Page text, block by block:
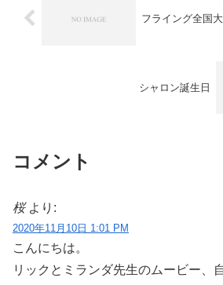
フライング全国
シャロン誕生日
コメント
桜 より:
2020年11月10日 1:01 PM
こんにちは。
リックとミランダ先生のムービー、